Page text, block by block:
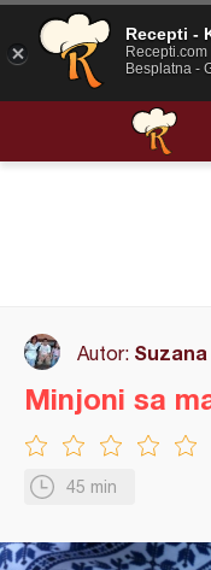
Autor:
45 min
Minjoni sa
Recepti -
Recepti.com
Besplatna -